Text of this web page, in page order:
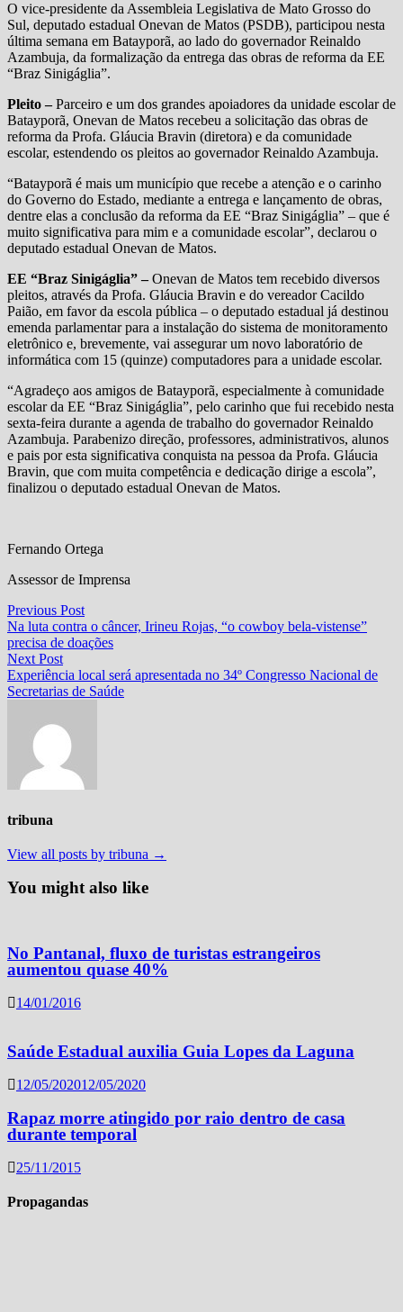
O vice-presidente da Assembleia Legislativa de Mato Grosso do
Sul, deputado estadual Onevan de Matos (PSDB), participou nesta
última semana em Batayporã, ao lado do governador Reinaldo
Azambuja, da formalização da entrega das obras de reforma da EE
“Braz Sinigáglia”.
Pleito –Parceiro e um dos grandes apoiadores da unidade escolar de
Batayporã, Onevan de Matos recebeu a solicitação das obras de
reforma da Profa. Gláucia Bravin (diretora) e da comunidade
escolar, estendendo os pleitos ao governador Reinaldo Azambuja.
“Batayporã é mais um município que recebe a atenção e o carinho
do Governo do Estado, mediante a entrega e lançamento de obras,
dentre elas a conclusão da reforma da EE “Braz Sinigáglia” – que é
muito significativa para mim e a comunidade escolar”, declarou o
deputado estadual Onevan de Matos.
EE “Braz Sinigáglia” –Onevan de Matos tem recebido diversos
pleitos, através da Profa. Gláucia Bravin e do vereador Cacildo
Paião, em favor da escola pública – o deputado estadual já destinou
emenda parlamentar para a instalação do sistema de monitoramento
eletrônico e, brevemente, vai assegurar um novo laboratório de
informática com 15 (quinze) computadores para a unidade escolar.
“Agradeço aos amigos de Batayporã, especialmente à comunidade
escolar da EE “Braz Sinigáglia”, pelo carinho que fui recebido nesta
sexta-feira durante a agenda de trabalho do governador Reinaldo
Azambuja. Parabenizo direção, professores, administrativos, alunos
e pais por esta significativa conquista na pessoa da Profa. Gláucia
Bravin, que com muita competência e dedicação dirige a escola”,
finalizou o deputado estadual Onevan de Matos.
Fernando Ortega
Assessor de Imprensa
Navegação
de
Post
Previous PostPrevious
post:
Na luta contra o câncer, Irineu Rojas, “o cowboy bela-vistense”
precisa de doações
Next PostNext
post:
Experiência local será apresentada no 34º Congresso Nacional de
Secretarias de Saúde
tribuna
View all posts by tribuna →
You might also like
No Pantanal, fluxo de turistas estrangeiros
aumentou quase 40%
14/01/2016
Saúde Estadual auxilia Guia Lopes da Laguna
12/05/202012/05/2020
Rapaz morre atingido por raio dentro de casa
durante temporal
25/11/2015
Propagandas